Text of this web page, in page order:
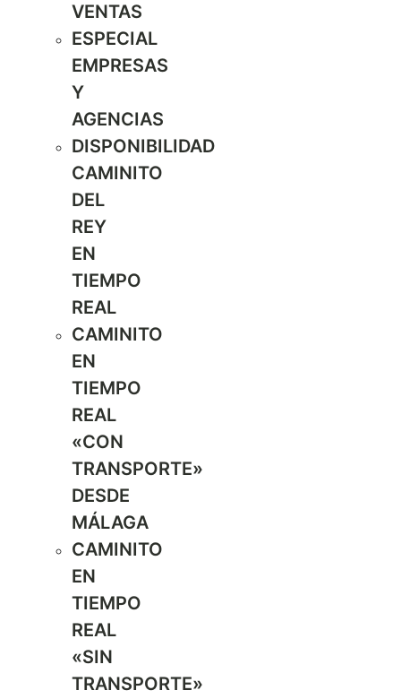
VENTAS
ESPECIAL
EMPRESAS
Y
AGENCIAS
DISPONIBILIDAD
CAMINITO
DEL
REY
EN
TIEMPO
REAL
CAMINITO
EN
TIEMPO
REAL
«CON
TRANSPORTE»
DESDE
MÁLAGA
CAMINITO
EN
TIEMPO
REAL
«SIN
TRANSPORTE»